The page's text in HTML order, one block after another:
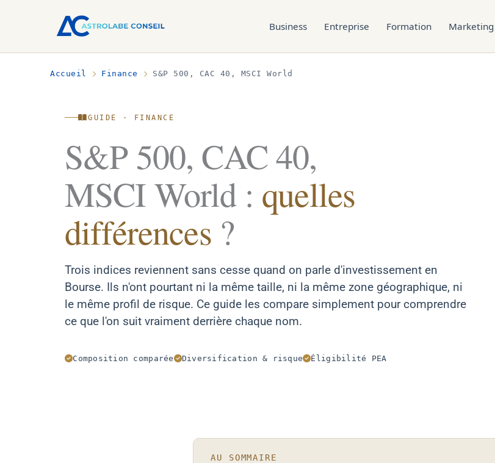
Business Entreprise Formation Marketing
Accueil Finance S&P 500, CAC 40, MSCI World
GUIDE · FINANCE
S&P 500, CAC 40,
MSCI World : quelles
différences ?
Trois indices reviennent sans cesse quand on parle d'investissement en
Bourse. Ils n'ont pourtant ni la même taille, ni la même zone géographique, ni
le même profil de risque. Ce guide les compare simplement pour comprendre
ce que l'on suit vraiment derrière chaque nom.
Composition comparée Diversification & risque Éligibilité PEA
AU SOMMAIRE